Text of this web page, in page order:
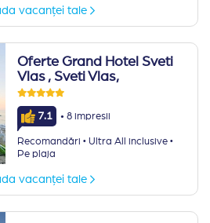
vacanței tale
Oferte Grand Hotel Sveti
Vlas , Sveti Vlas,
7.1 · 8 impresii
Recomandări ·Ultra All inclusive ·
Pe plaja
vacanței tale